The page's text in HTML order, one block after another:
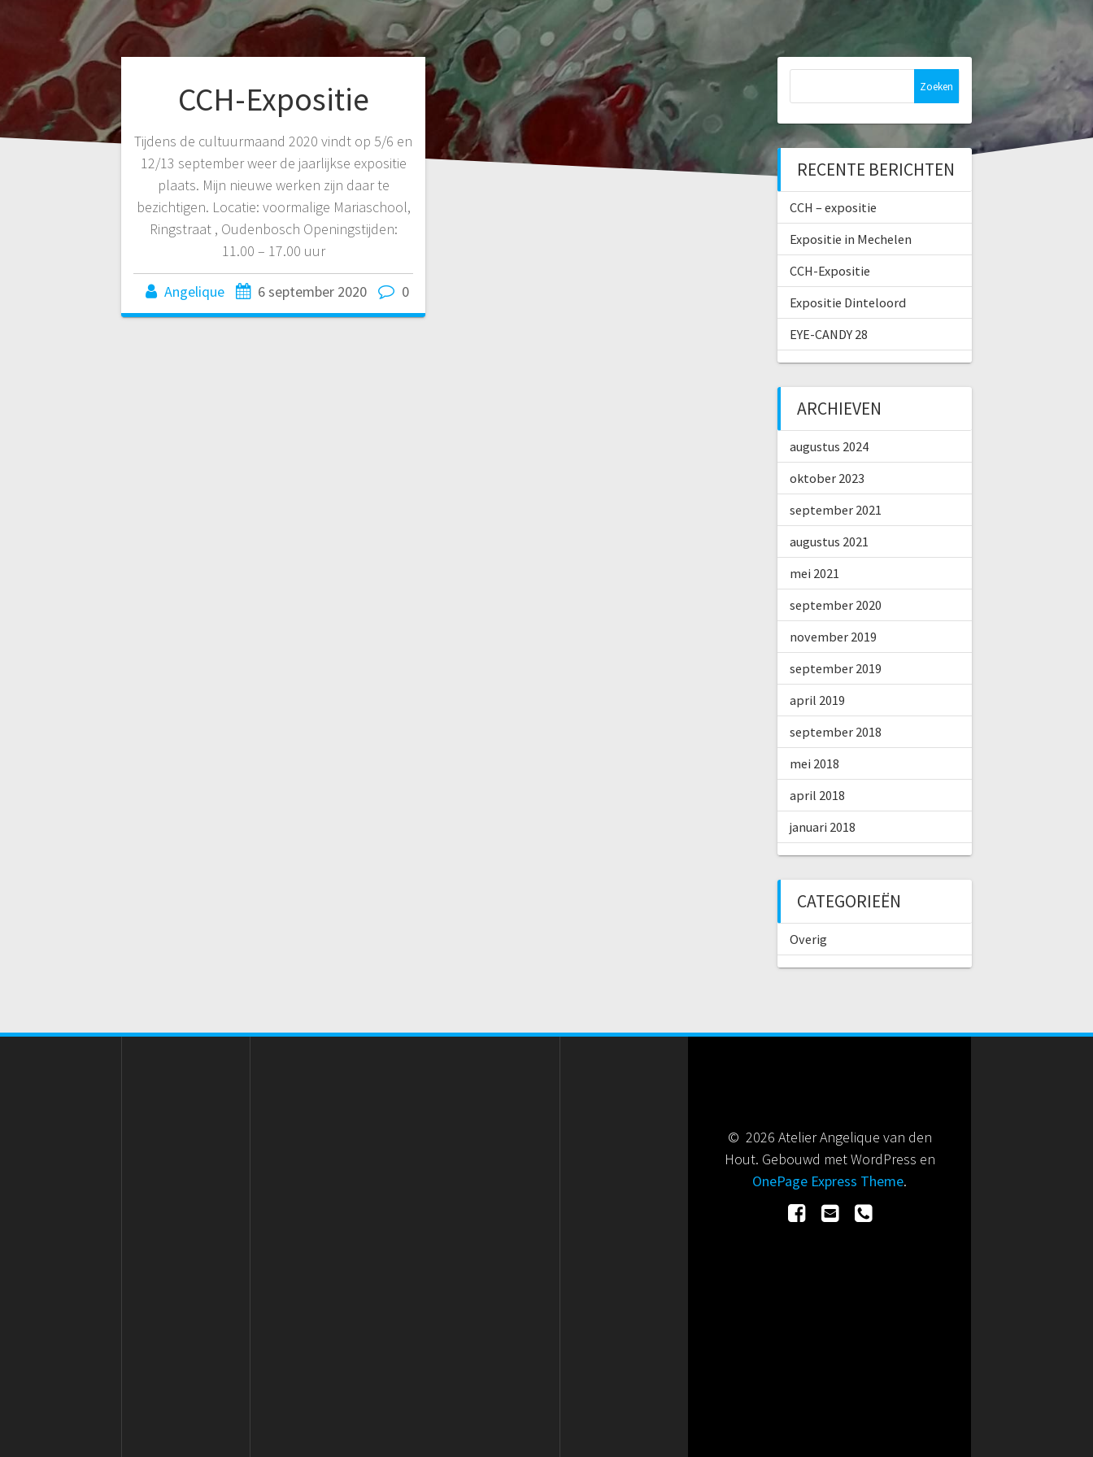
CCH-Expositie
Tijdens de cultuurmaand 2020 vindt op 5/6 en
12/13 september weer de jaarlijkse expositie
plaats. Mijn nieuwe werken zijn daar te
bezichtigen. Locatie: voormalige Mariaschool,
Ringstraat , Oudenbosch Openingstijden:
11.00 – 17.00 uur
Angelique 6 september 2020 0
RECENTE BERICHTEN
CCH – expositie
Expositie in Mechelen
CCH-Expositie
Expositie Dinteloord
EYE-CANDY 28
ARCHIEVEN
augustus 2024
oktober 2023
september 2021
augustus 2021
mei 2021
september 2020
november 2019
september 2019
april 2019
september 2018
mei 2018
april 2018
januari 2018
CATEGORIEËN
Overig
© 2026 Atelier Angelique van den
Hout. Gebouwd met WordPress en
OnePage Express Theme.